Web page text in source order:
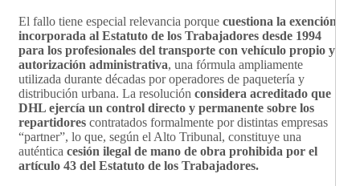
El fallo tiene especial relevancia porque cuestiona la exención
incorporada al Estatuto de los Trabajadores desde 1994
para los profesionales del transporte con vehículo propio y
autorización administrativa, una fórmula ampliamente
utilizada durante décadas por operadores de paquetería y
distribución urbana. La resolución considera acreditado que
DHL ejercía un control directo y permanente sobre los
repartidores contratados formalmente por distintas empresas
“partner”, lo que, según el Alto Tribunal, constituye una
auténtica cesión ilegal de mano de obra prohibida por el
artículo 43 del Estatuto de los Trabajadores.